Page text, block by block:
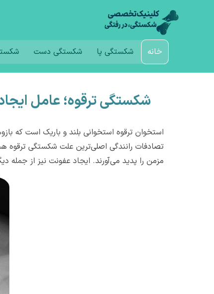
خانه شکستگی پا شکستگی دست
شکستگی ترقوه؛ عامل
استخوان ترقوه استخوانی بلند و باریک است که
تصادفات رانندگی اصلی‌ترین علت شکستگی ترقوه
مزمن را پدید می‌آورند. ایجاد عفونت نیز از